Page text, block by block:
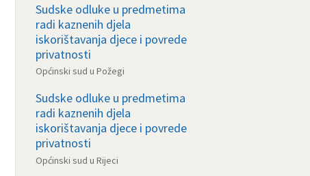
Sudske odluke u predmetima
radi kaznenih djela
iskorištavanja djece i povrede
privatnosti
Općinski sud u Požegi
Sudske odluke u predmetima
radi kaznenih djela
iskorištavanja djece i povrede
privatnosti
Općinski sud u Rijeci